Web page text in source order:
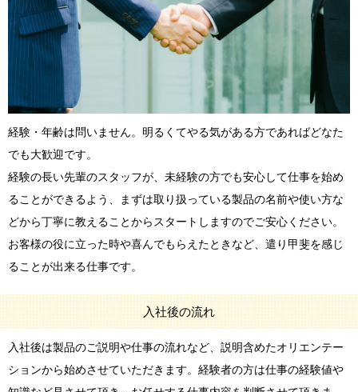
経験・年齢は問いません。明るくてやる気がある方であればどなた
でも大歓迎です。
経験の長い先輩のスタッフが、未経験の方でも安心して仕事を始め
ることができるよう、まずは取り扱っている製品の名前や使い方な
どから丁寧に教えることからスタートしますのでご安心ください。
お客様の役に立った時や喜んでもらえたときなど、遣り甲斐を感じ
ることが出来る仕事です。
入社後の流れ
入社後は製品のご説明や仕事の流れなど、説明含めたオリエンテー
ションから始めさせていただきます。経験者の方は仕事の経験値や